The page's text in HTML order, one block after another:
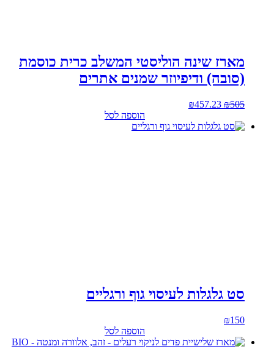
מארז שינה הוליסטי המשלב כרית כוסמת
(סובה) ודיפיוזר שמנים אתרים
₪505
המחיר
היה:
₪457.23
הוא:
הוספה לסל
סט גלגלות לעיסוי גוף ורגליים
₪150
הוספה לסל